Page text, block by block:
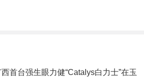
西首台强生眼力健“Catalys白力士”在玉